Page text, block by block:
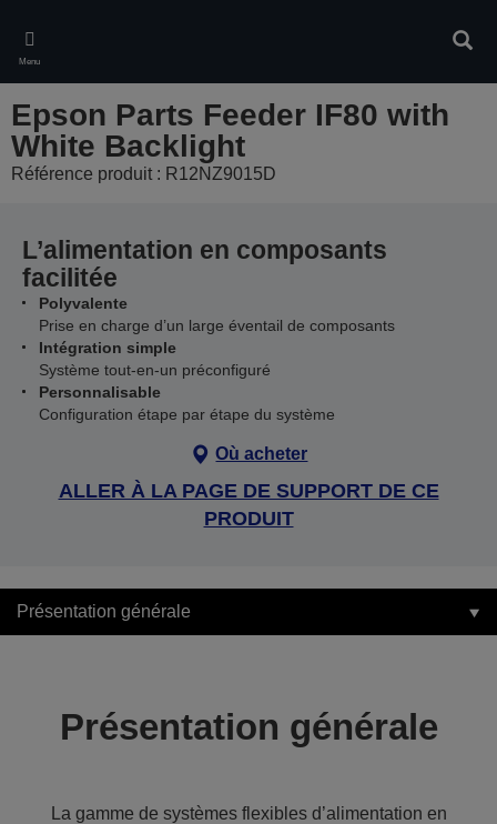
main
content
Menu
Epson Parts Feeder IF80 with
White Backlight
Référence produit : R12NZ9015D
L’alimentation en composants
facilitée
Polyvalente
Prise en charge d’un large éventail de composants
Intégration simple
Système tout-en-un préconfiguré
Personnalisable
Configuration étape par étape du système
Où acheter
ALLER À LA PAGE DE SUPPORT DE CE
PRODUIT
Présentation générale
Présentation générale
La gamme de systèmes flexibles d’alimentation en